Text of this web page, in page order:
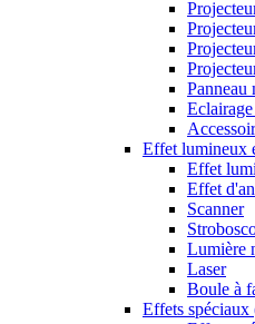
Panneau
Effet lumineux
Effet
Effet
Scanner
Lumière
Laser
Boule à
Effets